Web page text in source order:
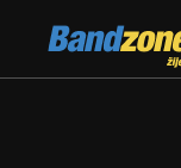
Bandzone.cz
žijeme hudbou